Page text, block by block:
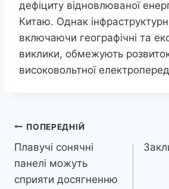
дефіциту відновлюваної
Китаю. Однак
включаючи географічні та
виклики, обмежують
високовольтної електроперед
Навігація
записів
ПОПЕРЕДНІЙ
Плавучі сонячні
панелі можуть
сприяти досягненню